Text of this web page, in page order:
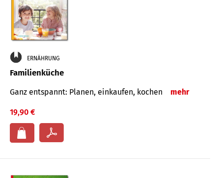
ERNÄHRUNG
Familienküche
Ganz entspannt: Planen, einkaufen, kochen mehr
19,90 €